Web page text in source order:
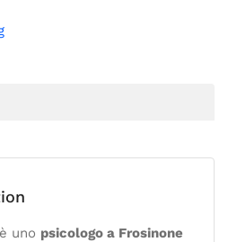
uno psicologo a Frosinone